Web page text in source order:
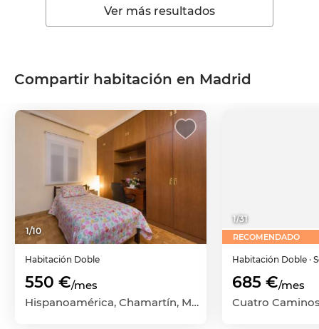
Ver más resultados
Compartir habitación en Madrid
1/10
Habitación Doble
550 €/mes
Hispanoamérica, Chamartín, Madrid Capital, Madrid
1/31
RECOMENDADO
Habitación Doble ·
685 €/mes